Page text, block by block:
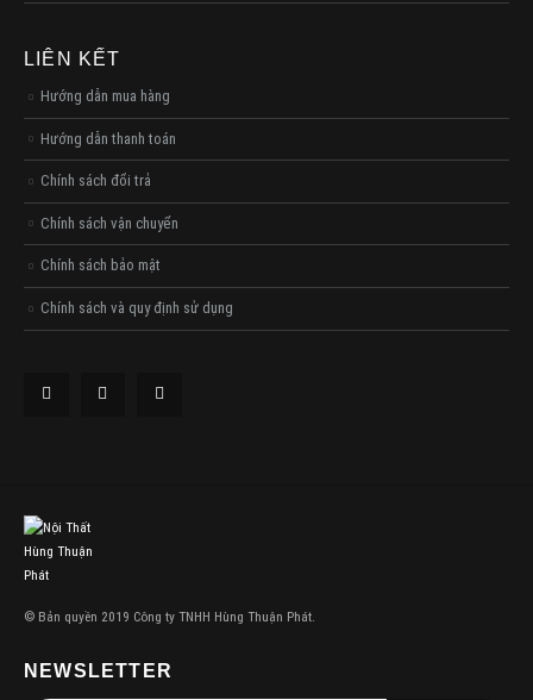
LIÊN KẾT
Hướng dẫn mua hàng
Hướng dẫn thanh toán
Chính sách đổi trả
Chính sách vận chuyển
Chính sách bảo mật
Chính sách và quy định sử dụng
© Bản quyền 2019 Công ty TNHH Hùng Thuận Phát.
NEWSLETTER